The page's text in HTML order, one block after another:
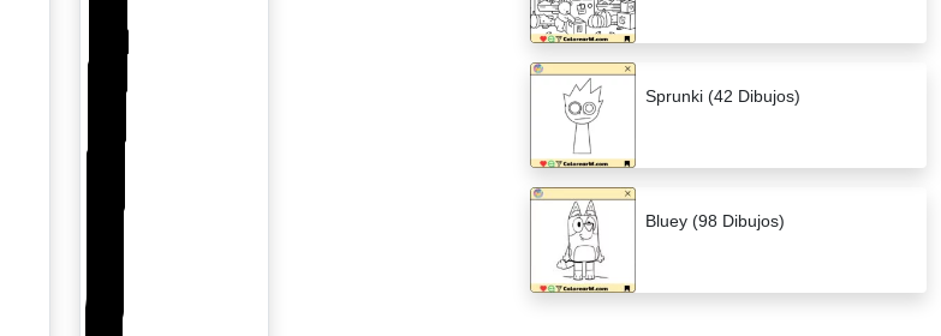
Sprunki (42 Dibujos)
Bluey (98 Dibujos)